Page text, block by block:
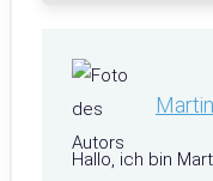
Martin
Hallo, ich bin